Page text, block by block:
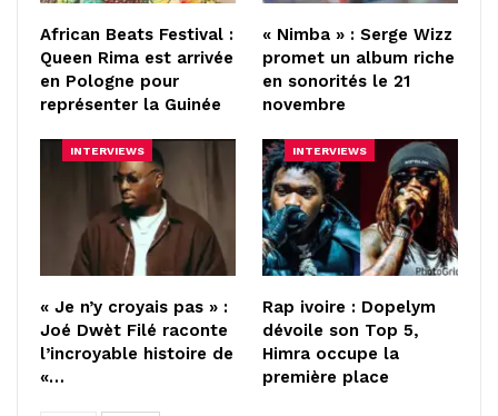
African Beats Festival :
Queen Rima est arrivée
en Pologne pour
représenter la Guinée
« Nimba » : Serge Wizz
promet un album riche
en sonorités le 21
novembre
INTERVIEWS
« Je n’y croyais pas » :
Joé Dwèt Filé raconte
l’incroyable histoire de
«…
INTERVIEWS
Rap ivoire : Dopelym
dévoile son Top 5,
Himra occupe la
première place